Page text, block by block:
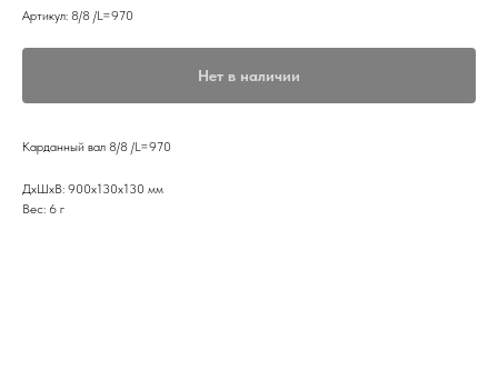
Артикул: 8/8 /L=970
Нет в наличии
Карданный вал 8/8 /L=970
ДxШxВ: 900x130x130 мм
Вес: 6 г